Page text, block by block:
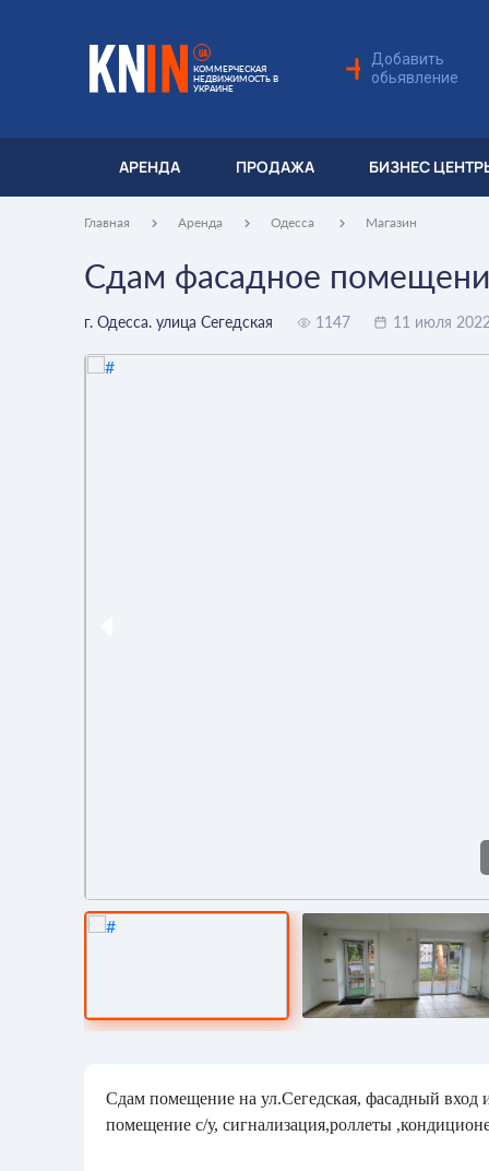
UA
КОММЕРЧЕСКАЯ
НЕДВИЖИМОСТЬ В
УКРАИНЕ
Добавить
обьявление
АРЕНДА ПРОДАЖА БИЗНЕС
Главная Аренда Одесса Магазин
Сдам фасадное
г. Одесса. улица Сегедская 1147 11 июля 2022
Сдам помещение на ул.Сегедская, фасадный вход
помещение с/у, сигнализация,роллеты